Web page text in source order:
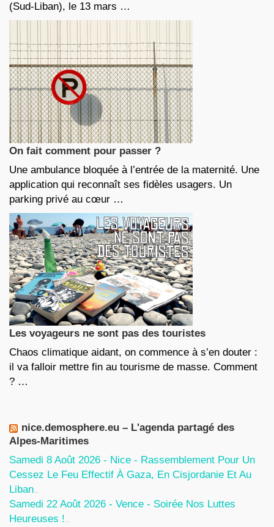
(Sud-Liban), le 13 mars …
On fait comment pour passer ?
Une ambulance bloquée à l’entrée de la maternité. Une
application qui reconnaît ses fidèles usagers. Un
parking privé au cœur …
Les voyageurs ne sont pas des touristes
Chaos climatique aidant, on commence à s’en douter :
il va falloir mettre fin au tourisme de masse. Comment
? …
nice.demosphere.eu – L'agenda partagé des
Alpes-Maritimes
Samedi 8 Août 2026 - Nice - Rassemblement Pour Un
Cessez Le Feu Effectif À Gaza, En Cisjordanie Et Au
Liban
Samedi 22 Août 2026 - Vence - Soirée Nos Luttes
Heureuses !